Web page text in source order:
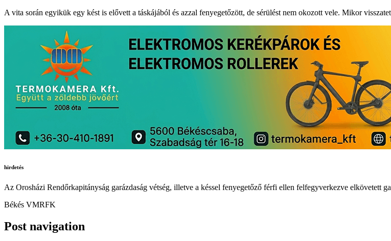
A vita során egyikük egy kést is elővett a táskájából és azzal fenyegetőzött, de sérülést nem okozott vele. Mikor
hirdetés
Az Orosházi Rendőrkapitányság garázdaság vétség, illetve a késsel fenyegetőző férfi ellen felfegyverkezve elkövetett
Békés VMRFK
Post navigation